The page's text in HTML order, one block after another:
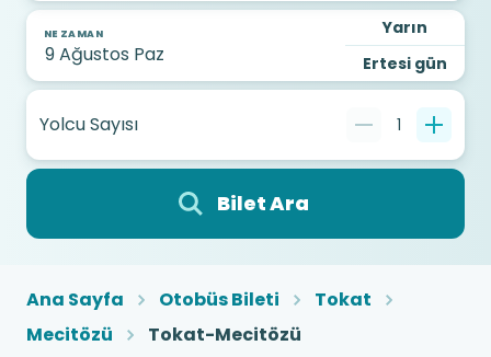
NE ZAMAN
Yarın
Ertesi gün
Yolcu Sayısı 1
Bilet Ara
Ana Sayfa Otobüs Bileti
Tokat
Mecitözü
Tokat-Mecitözü